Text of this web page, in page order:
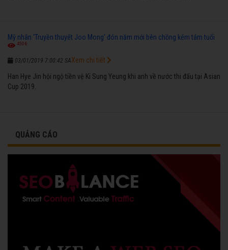
Mỹ nhân 'Truyền thuyết Joo Mong' đón năm mới bên chồng kém tám tuổi
4506
03/01/2019 7:00:42 SA
Han Hye Jin hội ngộ tiền vệ Ki Sung Yeung khi anh về nước thi đấu tại Asian
Cup 2019.
Xem chi tiết
QUẢNG CÁO